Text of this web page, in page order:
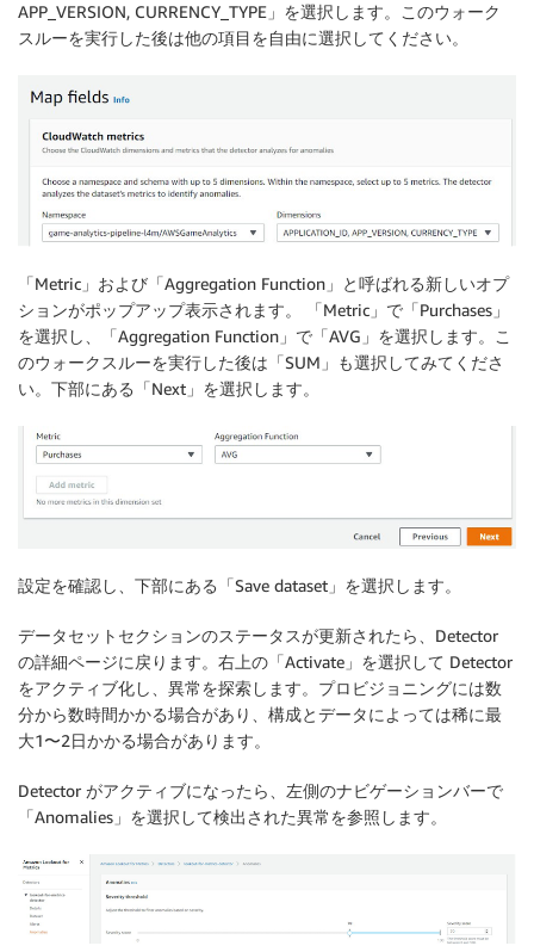
APP_VERSION, CURRENCY_TYPE」を選択します。このウォーク
スルーを実行した後は他の項目を自由に選択してください。
「Metric」および「Aggregation Function」と呼ばれる新しいオプ
ションがポップアップ表示されます。 「Metric」で「Purchases」
を選択し、「Aggregation Function」で「AVG」を選択します。こ
のウォークスルーを実行した後は「SUM」も選択してみてくださ
い。下部にある「Next」を選択します。
設定を確認し、下部にある「Save dataset」を選択します。
データセットセクションのステータスが更新されたら、Detector
の詳細ページに戻ります。右上の「Activate」を選択して Detector
をアクティブ化し、異常を探索します。プロビジョニングには数
分から数時間かかる場合があり、構成とデータによっては稀に最
大1〜2日かかる場合があります。
Detector がアクティブになったら、左側のナビゲーションバーで
「Anomalies」を選択して検出された異常を参照します。